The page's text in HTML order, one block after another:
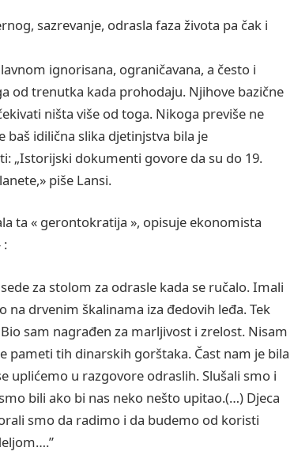
sazrevanje, odrasla faza života pa čak i
ignorisana, ograničavana, a često i
od trenutka kada prohodaju. Njihove bazične
ništa više od toga. Nikoga previše ne
baš idilična slika djetinjstva bila je
„Istorijski dokumenti govore da su do 19.
piše Lansi.
ta « gerontokratija », opisuje ekonomista
:
za stolom za odrasle kada se ručalo. Imali
na drvenim škalinama iza đedovih leđa. Tek
sam nagrađen za marljivost i zrelost. Nisam
pameti tih dinarskih gorštaka. Čast nam je bila
uplićemo u razgovore odraslih. Slušali smo i
bili ako bi nas neko nešto upitao.(…) Djeca
smo da radimo i da budemo od koristi